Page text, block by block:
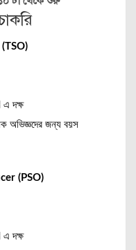
(TSO)
এ দক্ষ
অভিজ্ঞদের জন্য বয়স
(PSO)
এ দক্ষ